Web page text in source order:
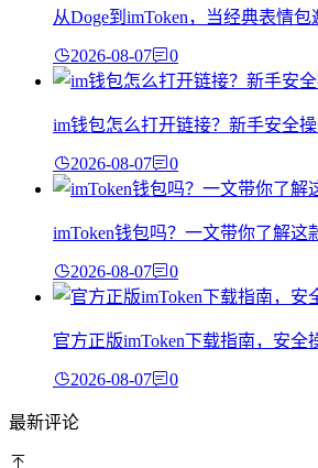
从Doge到imToken，当经典表情
2026-08-07 0
im钱包怎么打开链接？新手安全
2026-08-07 0
imToken钱包吗？一文带你了解这
2026-08-07 0
官方正版imToken下载指南，安全
2026-08-07 0
最新评论